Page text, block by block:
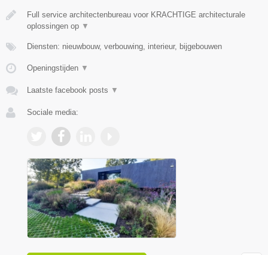
Full service architectenbureau voor KRACHTIGE architecturale
oplossingen op ▼
Diensten: nieuwbouw, verbouwing, interieur, bijgebouwen
Openingstijden ▼
Laatste facebook posts ▼
Sociale media: